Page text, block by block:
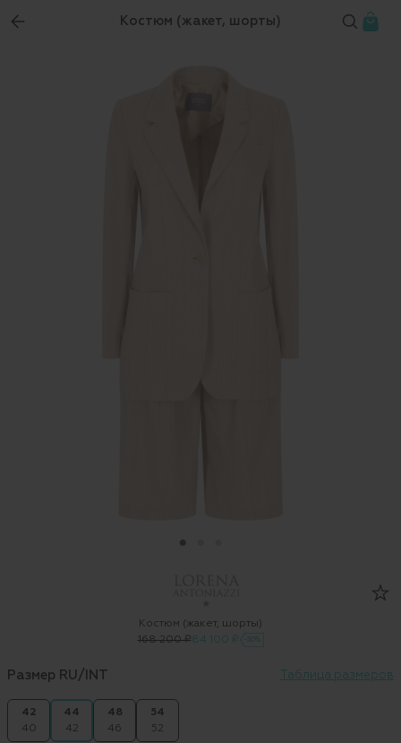
Костюм (жакет, шорты)
Костюм (жакет, шорты)
168 200 ₽84 100 ₽ -50%
Размер RU/INT Таблица размеров
42
40
44
42
48
46
54
52